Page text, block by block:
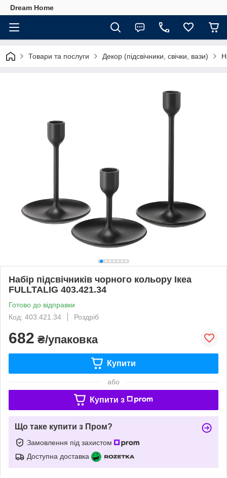
Dream Home
Товари та послуги Декор (підсвічники, свічки, вази)
Набір підсвічників чорного кольору Ікеа
FULLTALIG 403.421.34
Готово до відправки
Код: 403.421.34
Роздріб
682 ₴/упаковка
Купити
або
Купити з
Що таке купити з Пром?
Замовлення під захистом
Доступна доставка